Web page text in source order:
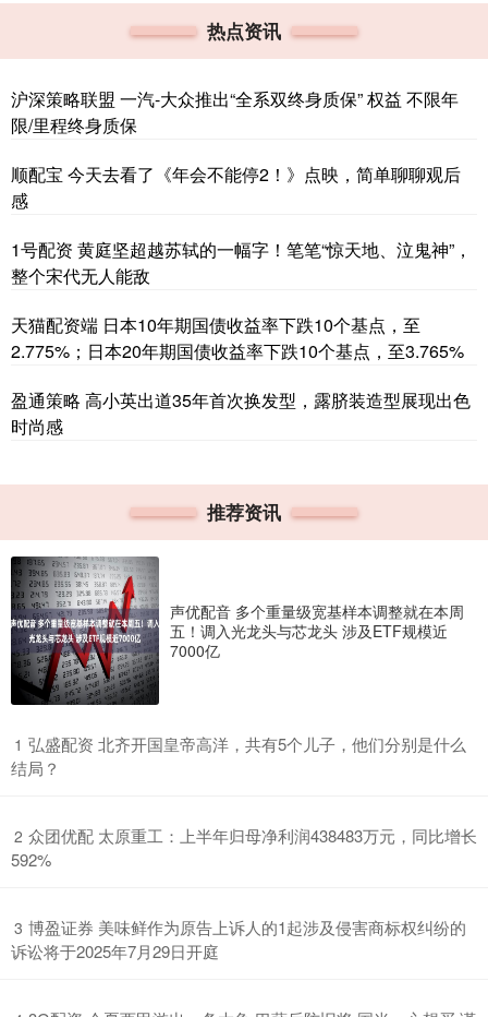
热点资讯
沪深策略联盟 一汽-大众推出“全系双终身质保” 权益 不限年
限/里程终身质保
顺配宝 今天去看了《年会不能停2！》点映，简单聊聊观后
感
1号配资 黄庭坚超越苏轼的一幅字！笔笔“惊天地、泣鬼神”，
整个宋代无人能敌
天猫配资端 日本10年期国债收益率下跌10个基点，至
2.775%；日本20年期国债收益率下跌10个基点，至3.765%
盈通策略 高小英出道35年首次换发型，露脐装造型展现出色
时尚感
推荐资讯
声优配音 多个重量级宽基样本调整就在本周
五！调入光龙头与芯龙头 涉及ETF规模近
7000亿
1 ​弘盛配资 北齐开国皇帝高洋，共有5个儿子，他们分别是什么
结局？
2 ​众团优配 太原重工：上半年归母净利润438483万元，同比增长
592%
3 ​博盈证券 美味鲜作为原告上诉人的1起涉及侵害商标权纠纷的
诉讼将于2025年7月29日开庭